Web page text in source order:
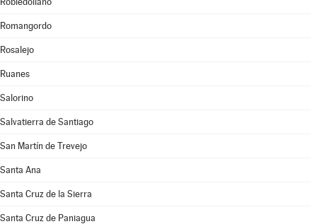
Romangordo
Rosalejo
Ruanes
Salorino
Salvatierra de Santiago
San Martín de Trevejo
Santa Ana
Santa Cruz de la Sierra
Santa Cruz de Paniagua